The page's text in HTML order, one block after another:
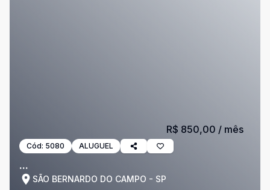
Cód: 5080 ALUGUEL
...
SÃO BERNARDO DO CAMPO - SP
R$ 850,00 / mês